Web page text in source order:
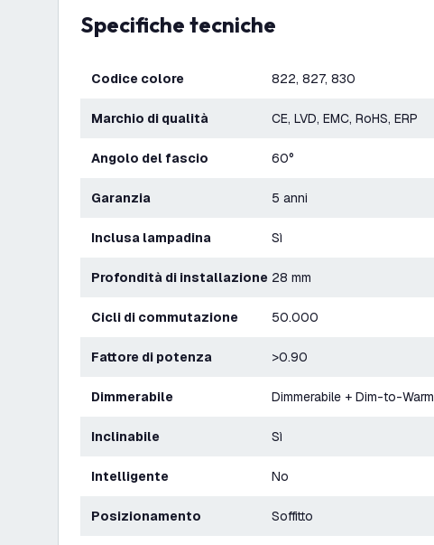
Specifiche tecniche
Codice colore 822, 827, 830
Marchio di qualità CE, LVD, EMC, RoHS, ERP
Angolo del fascio 60°
Garanzia 5 anni
Inclusa lampadina Sì
Profondità di installazione 28 mm
Cicli di commutazione 50.000
Fattore di potenza >0.90
Dimmerabile Dimmerabile + Dim-to-Warm
Inclinabile Sì
Intelligente No
Posizionamento Soffitto